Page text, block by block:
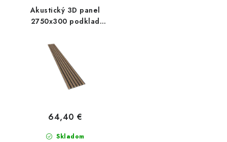
Akustický 3D panel
2750x300 podklad
Skladom
64,40 €